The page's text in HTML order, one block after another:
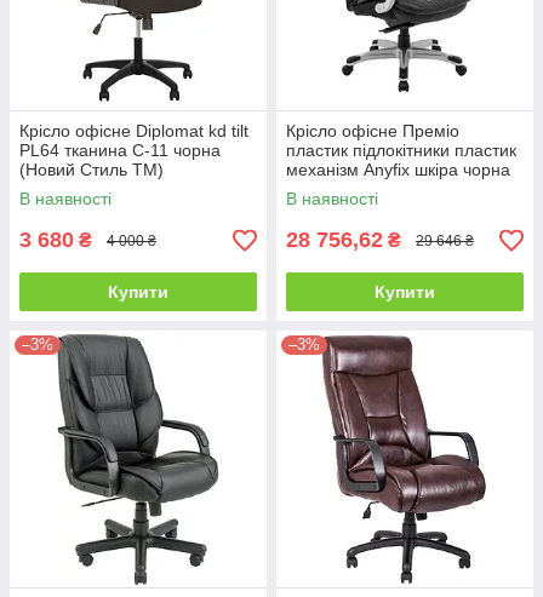
Крісло офісне Diplomat kd tilt
PL64 тканина С-11 чорна
(Новий Стиль ТМ)
В наявності
3 680 ₴ 4 000 ₴
Купити
Крісло офісне Преміо
пластик підлокітники пластик
механізм Anyfix шкіра чорна
(Richman ТМ)
В наявності
28 756,62 ₴ 29 646 ₴
Купити
–3% –3%